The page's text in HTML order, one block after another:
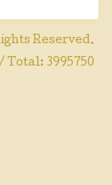
Reserved.
/ Total: 3995750